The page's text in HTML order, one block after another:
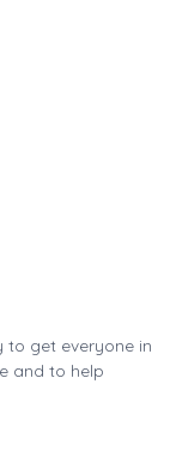
to get everyone in
and to help